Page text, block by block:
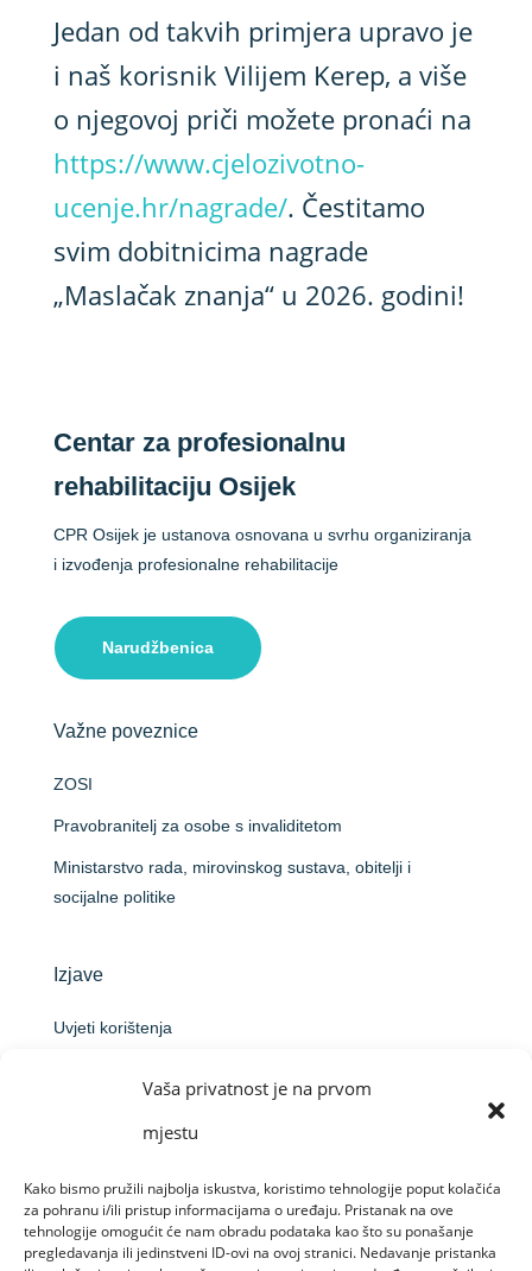
Vaša privatnost je na prvom
mjestu
Kako bismo pružili najbolja iskustva, koristimo tehnologije poput kolačića
za pohranu i/ili pristup informacijama o uređaju. Pristanak na ove
tehnologije omogućit će nam obradu podataka kao što su ponašanje
pregledavanja ili jedinstveni ID-ovi na ovoj stranici. Nedavanje pristanka
Jedan od takvih primjera upravo je
i naš korisnik Vilijem Kerep, a više
o njegovoj priči možete pronaći na
https://www.cjelozivotno-
ucenje.hr/nagrade/. Čestitamo
svim dobitnicima nagrade
„Maslačak znanja“ u 2026. godini!
Centar za profesionalnu
rehabilitaciju Osijek
CPR Osijek je ustanova osnovana u svrhu organiziranja
i izvođenja profesionalne rehabilitacije
Narudžbenica
Važne poveznice
ZOSI
Pravobranitelj za osobe s invaliditetom
Ministarstvo rada, mirovinskog sustava, obitelji i
socijalne politike
Izjave
Uvjeti korištenja
prijave na natječaj
Obavijest o obradi putem videonadzora